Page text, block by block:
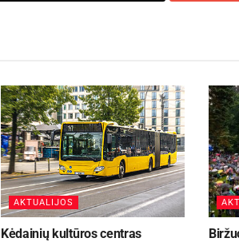
AKTUALIJOS
Kėdainių kultūros centras